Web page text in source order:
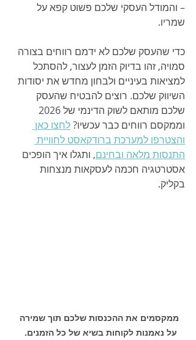
– והמודל העסקי שלכם פשוט קפא על
שמריו.
כדי שהעסק שלכם לא ידמם רווחים בצורה
סמויה, זהו בדיוק הזמן לעצור, להסתכל
למציאות בעיניים ולבחון מחדש את יסודות
השיווק שלכם. רוצים להבטיח שהעסק
וממקסם רווחים כבר עכשיו? לחצו כאן
והצטרפו למערכת ברודקאסט לחוויית
התנסות מלאה ובחינם, ותגלו איך הופכים
אסטרטגיה חכמה לעסקאות מנצחות
בקליק.
ממקסמים את ההכנסות שלכם תוך שמירה
על נאמנות לקוחות בשיא של כל הזמנים.